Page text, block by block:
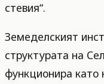
стевия“.
Земеделският
структурата на
функционира като